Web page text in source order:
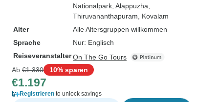
Nationalpark , Alappuzha
Thiruvananthapuram , Kovalam
Alter
Alle Altersgruppen willkommen
Sprache
Nur: Englisch
ReiseveranstalterOn The Go Tours
Ab €1.330 10% sparen
€1.197
Registrieren to unlock savings